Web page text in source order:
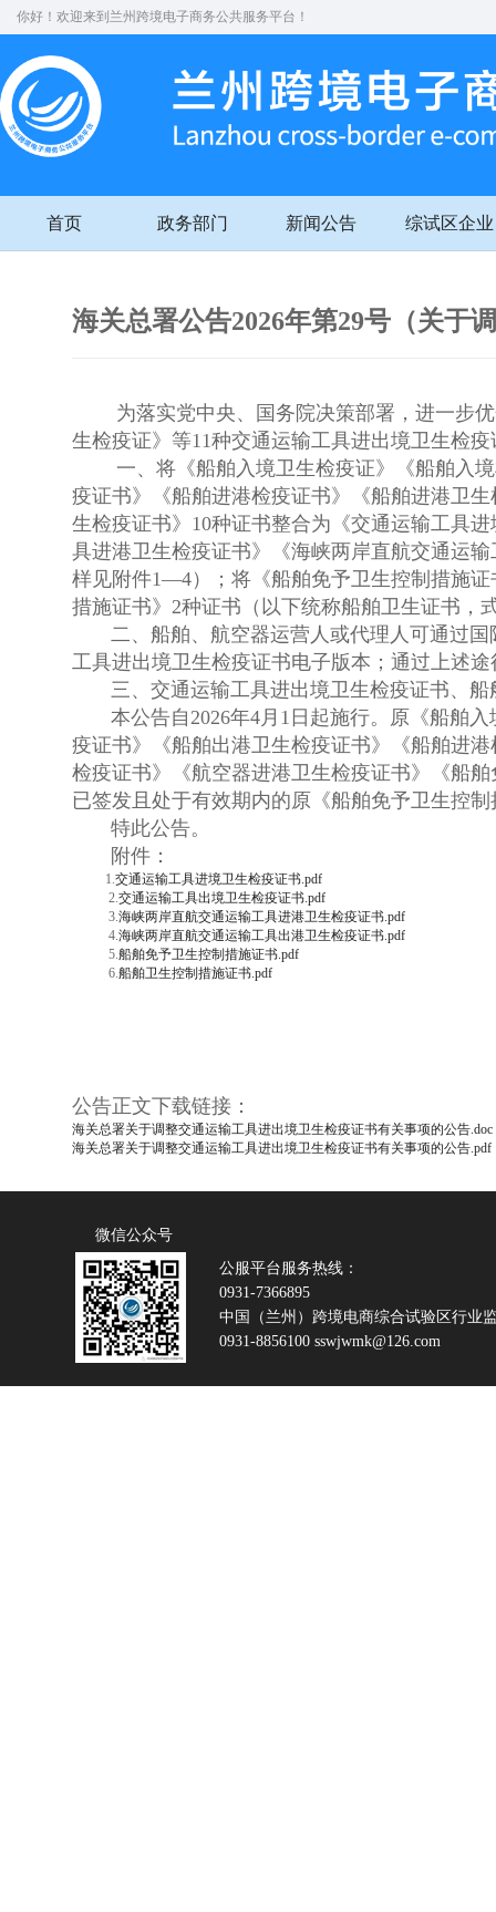
你好！欢迎来到兰州跨境电子商务公共服务平台！
首页 政务部门 新闻公告 综试区企业
海关总署公告2026年第29号（关于
为落实党中央、国务院决策部署，进一步优
生检疫证》等11种交通运输工具进出境卫生检
一、将《船舶入境卫生检疫证》《船舶入境
疫证书》《船舶进港检疫证书》《船舶进港卫
生检疫证书》10种证书整合为《交通运输工具
具进港卫生检疫证书》《海峡两岸直航交通运
样见附件1—4）；将《船舶免予卫生控制措施
措施证书》2种证书（以下统称船舶卫生证书，
二、船舶、航空器运营人或代理人可通过国际
工具进出境卫生检疫证书电子版本；通过上述
三、交通运输工具进出境卫生检疫证书、船
本公告自2026年4月1日起施行。原《船舶入
疫证书》《船舶出港卫生检疫证书》《船舶进
检疫证书》《航空器进港卫生检疫证书》《船
已签发且处于有效期内的原《船舶免予卫生控
特此公告。
附件：
1.交通运输工具进境卫生检疫证书.pdf
2.交通运输工具出境卫生检疫证书.pdf
3.海峡两岸直航交通运输工具进港卫生检疫证书.pdf
4.海峡两岸直航交通运输工具出港卫生检疫证书.pdf
5.船舶免予卫生控制措施证书.pdf
6.船舶卫生控制措施证书.pdf
公告正文下载链接：
海关总署关于调整交通运输工具进出境卫生检疫证书有关事项的公告.doc
海关总署关于调整交通运输工具进出境卫生检疫证书有关事项的公告.pdf
微信公众号
公服平台服务热线：
0931-7366895
中国（兰州）跨境电商综合试验区行业
0931-8856100 sswjwmk@126.com